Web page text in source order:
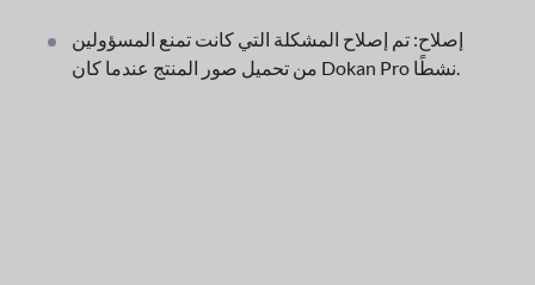
إصلاح: تم إصلاح المشكلة التي كانت تمنع المسؤولين